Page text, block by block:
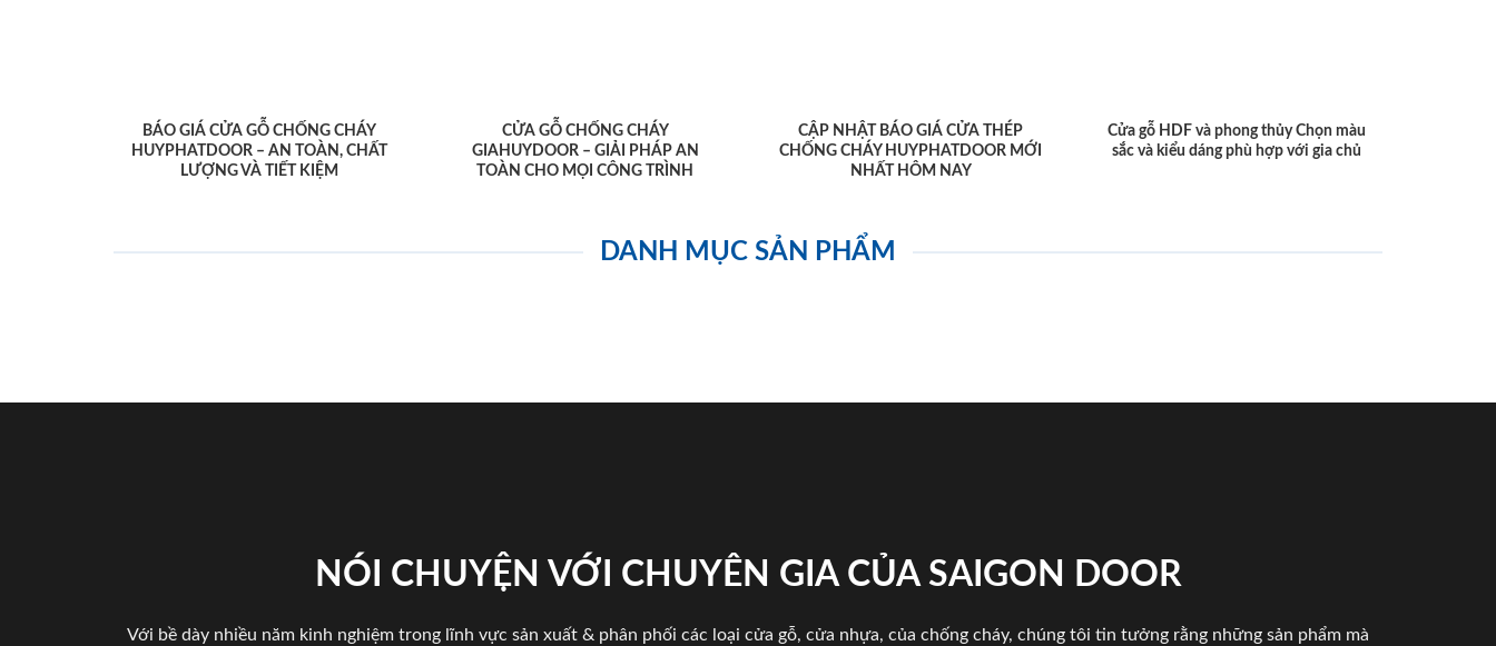
BÁO GIÁ CỬA GỖ CHỐNG CHÁY
HUYPHATDOOR – AN TOÀN, CHẤT
LƯỢNG VÀ TIẾT KIỆM
CỬA GỖ CHỐNG CHÁY
GIAHUYDOOR – GIẢI PHÁP AN
TOÀN CHO MỌI CÔNG TRÌNH
CẬP NHẬT BÁO GIÁ CỬA THÉP
CHỐNG CHÁY HUYPHATDOOR MỚI
NHẤT HÔM NAY
Cửa gỗ HDF và phong thủy Chọn màu
sắc và kiểu dáng phù hợp với gia chủ
DANH MỤC SẢN PHẨM
NÓI CHUYỆN VỚI CHUYÊN GIA CỦA SAIGON DOOR
Với bề dày nhiều năm kinh nghiệm trong lĩnh vực sản xuất & phân phối các loại cửa gỗ, cửa nhựa, của chống cháy, chúng tôi tin tưởng rằng những sản phẩm mà